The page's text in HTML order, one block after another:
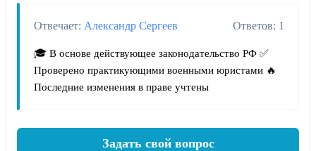
Отвечает: Александр Сергеев Ответов: 1
🎓 В основе действующее законодательство РФ ✅
Проверено практикующими военными юристами 🔥
Последние изменения в праве учтены
Задать свой вопрос